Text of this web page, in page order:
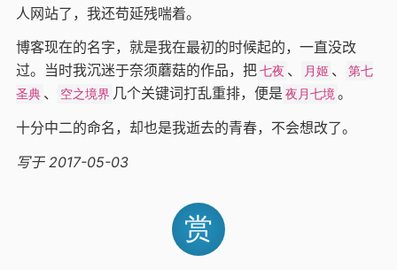
人网站了，我还苟延残喘着。
博客现在的名字，就是我在最初的时候起的，一直没改
过。当时我沉迷于奈须蘑菇的作品，把七夜 、 月姬 、
第七
圣典 、 空之境界 几个关键词打乱重排，便是 夜月七境。
十分中二的命名，却也是我逝去的青春，不会想改了。
写于 2017-05-03
赏